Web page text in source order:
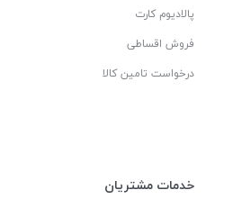
پالادیوم کارت
فروش اقساطی
درخواست تامین کالا
خدمات مشتریان